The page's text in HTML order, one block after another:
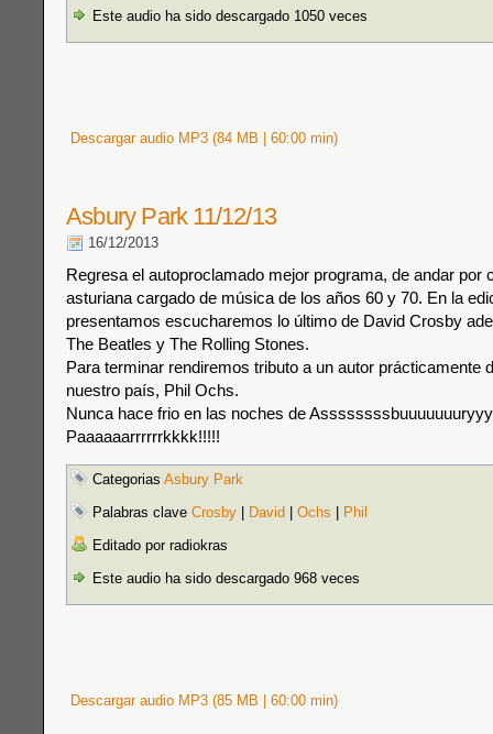
Este audio ha sido descargado 1050 veces
Descargar audio MP3 (84 MB | 60:00 min)
Asbury Park 11/12/13
16/12/2013
Regresa el autoproclamado mejor programa, de andar por
asturiana cargado de música de los años 60 y 70. En la
presentamos escucharemos lo último de David Crosby
The Beatles y The Rolling Stones.
Para terminar rendiremos tributo a un autor prácticamente
nuestro país, Phil Ochs.
Nunca hace frio en las noches de
Paaaaaarrrrrrkkkk!!!!!
Categorias Asbury Park
Palabras clave Crosby David Ochs
Phil
Editado por radiokras
Este audio ha sido descargado 968 veces
Descargar audio MP3 (85 MB | 60:00 min)